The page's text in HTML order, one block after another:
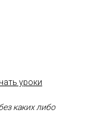
уроки
каких либо